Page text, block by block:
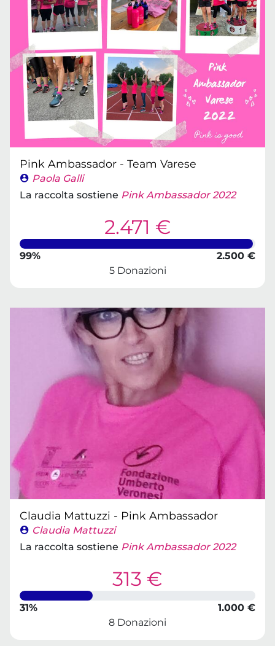
Pink Ambassador - Team Varese
Paola Galli
La raccolta sostiene Pink Ambassador 2022
2.471 €
99%
2.500 €
5 Donazioni
Claudia Mattuzzi - Pink Ambassador
Claudia Mattuzzi
La raccolta sostiene Pink Ambassador 2022
313 €
31%
1.000 €
8 Donazioni